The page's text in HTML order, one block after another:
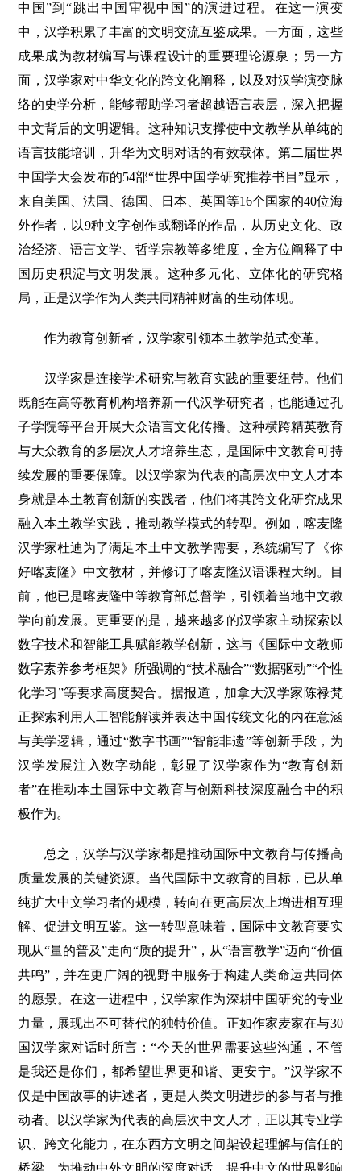
中国”到“跳出中国审视中国”的演进过程。在这一演变
中，汉学积累了丰富的文明交流互鉴成果。一方面，这些
成果成为教材编写与课程设计的重要理论源泉；另一方
面，汉学家对中华文化的跨文化阐释，以及对汉学演变脉
络的史学分析，能够帮助学习者超越语言表层，深入把握
中文背后的文明逻辑。这种知识支撑使中文教学从单纯的
语言技能培训，升华为文明对话的有效载体。第二届世界
中国学大会发布的54部“世界中国学研究推荐书目”显示，
来自美国、法国、德国、日本、英国等16个国家的40位海
外作者，以9种文字创作或翻译的作品，从历史文化、政
治经济、语言文学、哲学宗教等多维度，全方位阐释了中
国历史积淀与文明发展。这种多元化、立体化的研究格
局，正是汉学作为人类共同精神财富的生动体现。
作为教育创新者，汉学家引领本土教学范式变革。
汉学家是连接学术研究与教育实践的重要纽带。他们
既能在高等教育机构培养新一代汉学研究者，也能通过孔
子学院等平台开展大众语言文化传播。这种横跨精英教育
与大众教育的多层次人才培养生态，是国际中文教育可持
续发展的重要保障。以汉学家为代表的高层次中文人才本
身就是本土教育创新的实践者，他们将其跨文化研究成果
融入本土教学实践，推动教学模式的转型。例如，喀麦隆
汉学家杜迪为了满足本土中文教学需要，系统编写了《你
好喀麦隆》中文教材，并修订了喀麦隆汉语课程大纲。目
前，他已是喀麦隆中等教育部总督学，引领着当地中文教
学向前发展。更重要的是，越来越多的汉学家主动探索以
数字技术和智能工具赋能教学创新，这与《国际中文教师
数字素养参考框架》所强调的“技术融合”“数据驱动”“个性
化学习”等要求高度契合。据报道，加拿大汉学家陈禄梵
正探索利用人工智能解读并表达中国传统文化的内在意涵
与美学逻辑，通过“数字书画”“智能非遗”等创新手段，为
汉学发展注入数字动能，彰显了汉学家作为“教育创新
者”在推动本土国际中文教育与创新科技深度融合中的积
极作为。
总之，汉学与汉学家都是推动国际中文教育与传播高
质量发展的关键资源。当代国际中文教育的目标，已从单
纯扩大中文学习者的规模，转向在更高层次上增进相互理
解、促进文明互鉴。这一转型意味着，国际中文教育要实
现从“量的普及”走向“质的提升”，从“语言教学”迈向“价值
共鸣”，并在更广阔的视野中服务于构建人类命运共同体
的愿景。在这一进程中，汉学家作为深耕中国研究的专业
力量，展现出不可替代的独特价值。正如作家麦家在与30
国汉学家对话时所言：“今天的世界需要这些沟通，不管
是我还是你们，都希望世界更和谐、更安宁。”汉学家不
仅是中国故事的讲述者，更是人类文明进步的参与者与推
动者。以汉学家为代表的高层次中文人才，正以其专业学
识、跨文化能力，在东西方文明之间架设起理解与信任的
桥梁，为推动中外文明的深度对话、提升中文的世界影响